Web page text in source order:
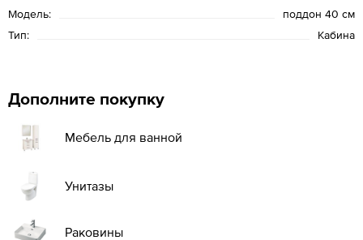
Модель:
поддон 40 см
Тип:
Кабина
Дополните покупку
Мебель для ванной
Унитазы
Раковины